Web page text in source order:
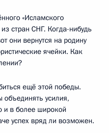
«Исламского
стран СНГ. Когда-нибудь
они вернутся на родину
ячейки. Как
ещё этой победы.
усилия,
и в более широкой
успех вряд ли возможен.